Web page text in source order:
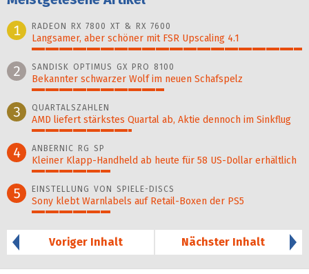
1
RADEON RX 7800 XT & RX 7600
Langsamer, aber schöner mit FSR Upscaling 4.1
100%
2 SANDISK OPTIMUS GX PRO 8100
Bekannter schwarzer Wolf im neuen Schafspelz
49%
3 QUARTALSZAHLEN
AMD liefert stärkstes Quartal ab, Aktie dennoch im Sinkflug
37%
4 ANBERNIC RG SP
Kleiner Klapp-Hand­held ab heute für 58 US-Dollar er­hält­lich
29%
5 EINSTELLUNG VON SPIELE-DISCS
Sony klebt Warnlabels auf Retail-Boxen der PS5
29%
Voriger Inhalt
Nächster Inhalt